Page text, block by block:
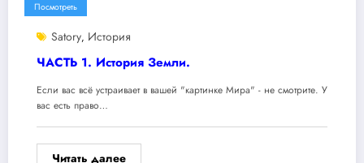
Посмотреть
Satory, История
ЧАСТЬ 1. История Земли.
Если вас всё устраивает в вашей "картинке Мира" - не смотрите. У
вас есть право…
Читать далее